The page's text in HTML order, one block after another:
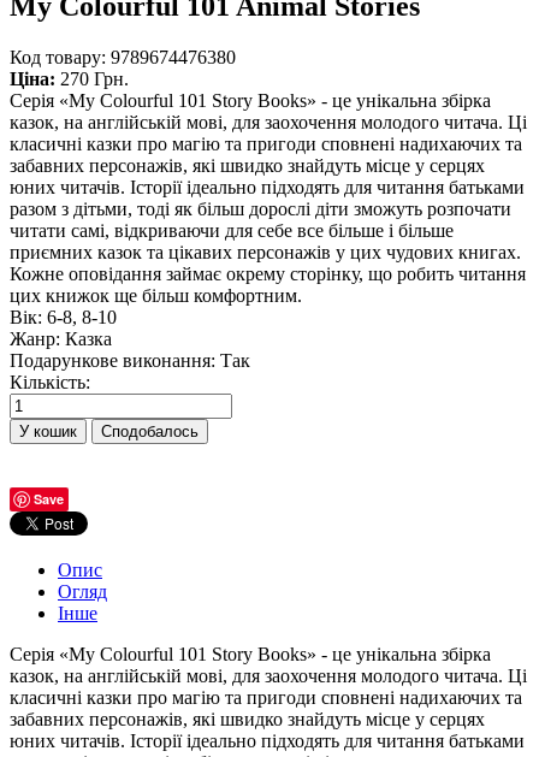
My Colourful 101 Animal Stories
Код товару: 9789674476380
Ціна: 270 Грн.
Серія «My Colourful 101 Story Books» - це унікальна збірка
казок, на англійській мові, для заохочення молодого читача. Ці
класичні казки про магію та пригоди сповнені надихаючих та
забавних персонажів, які швидко знайдуть місце у серцях
юних читачів. Історії ідеально підходять для читання батьками
разом з дітьми, тоді як більш дорослі діти зможуть розпочати
читати самі, відкриваючи для себе все більше і більше
приємних казок та цікавих персонажів у цих чудових книгах.
Кожне оповідання займає окрему сторінку, що робить читання
цих книжок ще більш комфортним.
Вік: 6-8, 8-10
Жанр: Казка
Подарункове виконання: Так
Кількість:
Сподобалось
Save
Опис
Огляд
Інше
Серія «My Colourful 101 Story Books» - це унікальна збірка
казок, на англійській мові, для заохочення молодого читача. Ці
класичні казки про магію та пригоди сповнені надихаючих та
забавних персонажів, які швидко знайдуть місце у серцях
юних читачів. Історії ідеально підходять для читання батьками